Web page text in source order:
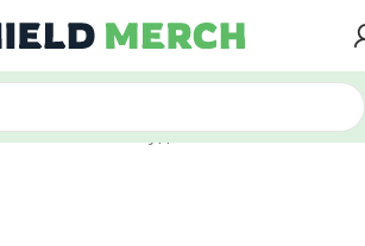
/Обложки на студенческий билет